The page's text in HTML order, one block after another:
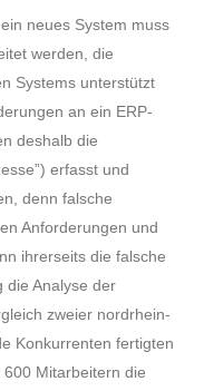
neues System muss
werden, die
Systems unterstützt
an ein ERP-
deshalb die
erfasst und
denn falsche
Anforderungen und
ihrerseits die falsche
die Analyse der
zweier nordrhein-
Konkurrenten fertigten
Mitarbeitern die